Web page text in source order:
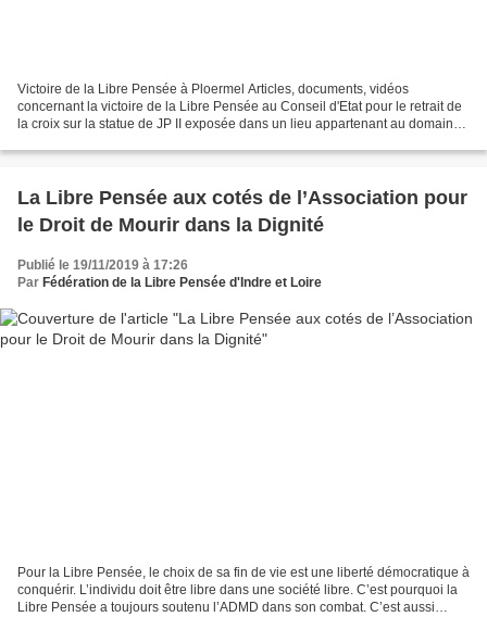
Victoire de la Libre Pensée à Ploermel Articles, documents, vidéos
concernant la victoire de la Libre Pensée au Conseil d'Etat pour le retrait de
la croix sur la statue de JP II exposée dans un lieu appartenant au domaine
La Libre Pensée aux cotés de l’Association pour
le Droit de Mourir dans la Dignité
Publié le 19/11/2019 à 17:26
Par Fédération de la Libre Pensée d'Indre et Loire
Pour la Libre Pensée, le choix de sa fin de vie est une liberté démocratique à
conquérir. L’individu doit être libre dans une société libre. C’est pourquoi la
Libre Pensée a toujours soutenu l’ADMD dans son combat. C’est aussi